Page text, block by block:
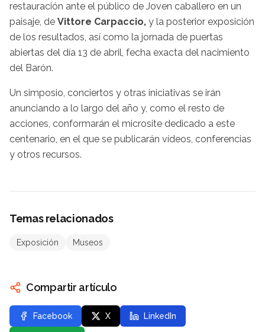
restauración ante el público de Joven caballero en un
paisaje, de Vittore Carpaccio, y la posterior exposición
de los resultados, así como la jornada de puertas
abiertas del día 13 de abril, fecha exacta del nacimiento
del Barón.
Un simposio, conciertos y otras iniciativas se irán
anunciando a lo largo del año y, como el resto de
acciones, conformarán el microsite dedicado a este
centenario, en el que se publicarán vídeos, conferencias
y otros recursos.
Temas relacionados
Exposición Museos
Compartir artículo
Facebook X LinkedIn